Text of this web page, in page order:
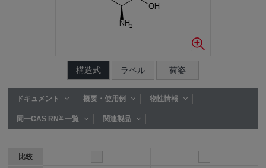
構造式 ラベル 荷姿
ドキュメント 概要・使用例 物性情報
同一CAS RN®一覧 関連製品
比較